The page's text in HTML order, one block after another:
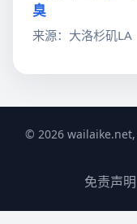
臭
来源：大洛杉矶LA
© 2026
免责声明